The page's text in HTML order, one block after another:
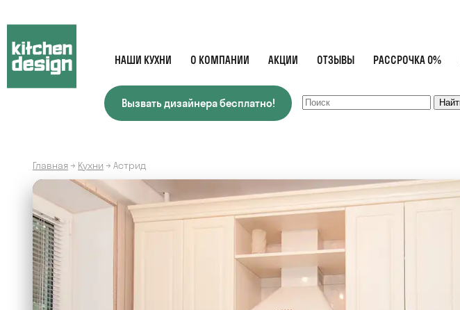
НАШИ КУХНИ О КОМПАНИИ АКЦИИ ОТЗЫВЫ РАССРОЧКА 0%
Вызвать дизайнера бесплатно!
Главная→ Кухни → Астрид